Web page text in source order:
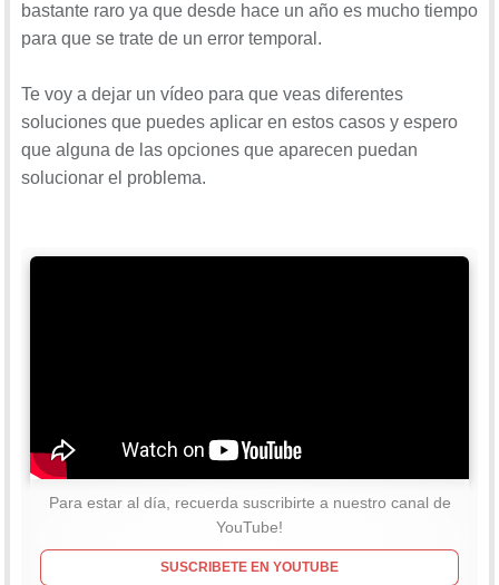
bastante raro ya que desde hace un año es mucho tiempo
para que se trate de un error temporal.
Te voy a dejar un vídeo para que veas diferentes
soluciones que puedes aplicar en estos casos y espero
que alguna de las opciones que aparecen puedan
solucionar el problema.
Para estar al día, recuerda suscribirte a nuestro canal de
YouTube!
SUSCRIBETE EN YOUTUBE